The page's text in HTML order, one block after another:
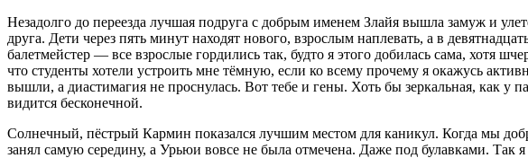
Незадолго до переезда лучшая подруга с добрым именем Злайя вышла замуж и
друга. Дети через пять минут находят нового, взрослым наплевать, а в
балетмейстер — все взрослые гордились так, будто я этого добилась сама, хотя
что студенты хотели устроить мне тёмную, если ко всему прочему я окажусь
вышли, а диастимагия не проснулась. Вот тебе и гены. Хоть бы зеркальная, как у
видится бесконечной.
Солнечный, пёстрый Кармин показался лучшим местом для каникул. Когда мы
занял самую середину, а Урьюи вовсе не была отмечена. Даже под булавками.